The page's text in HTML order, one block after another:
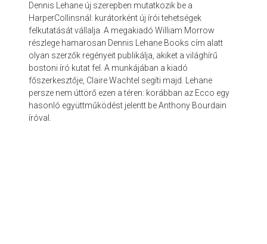
Dennis Lehane új szerepben mutatkozik be a
HarperCollinsnál: kurátorként új írói tehetségek
felkutatását vállalja. A megakiadó William Morrow
részlege hamarosan Dennis Lehane Books cím alatt
olyan szerzők regényeit publikálja, akiket a világhírű
bostoni író kutat fel. A munkájában a kiadó
főszerkesztője, Claire Wachtel segíti majd. Lehane
persze nem úttörő ezen a téren: korábban az Ecco egy
hasonló együttműködést jelentt be Anthony Bourdain
íróval.